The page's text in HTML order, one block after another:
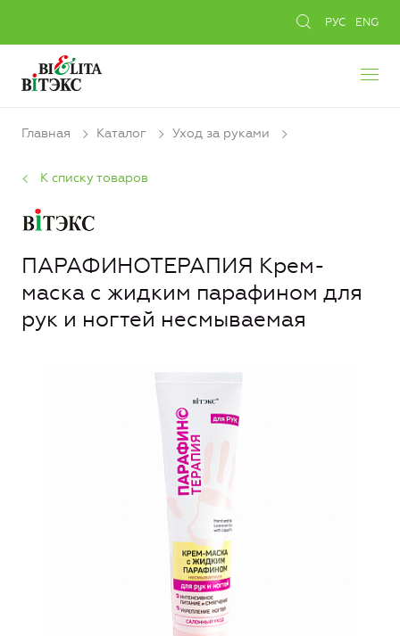
РУС ENG
Главная Каталог Уход за руками
К списку товаров
ПАРАФИНОТЕРАПИЯ Крем-
маска с жидким парафином для
рук и ногтей несмываемая